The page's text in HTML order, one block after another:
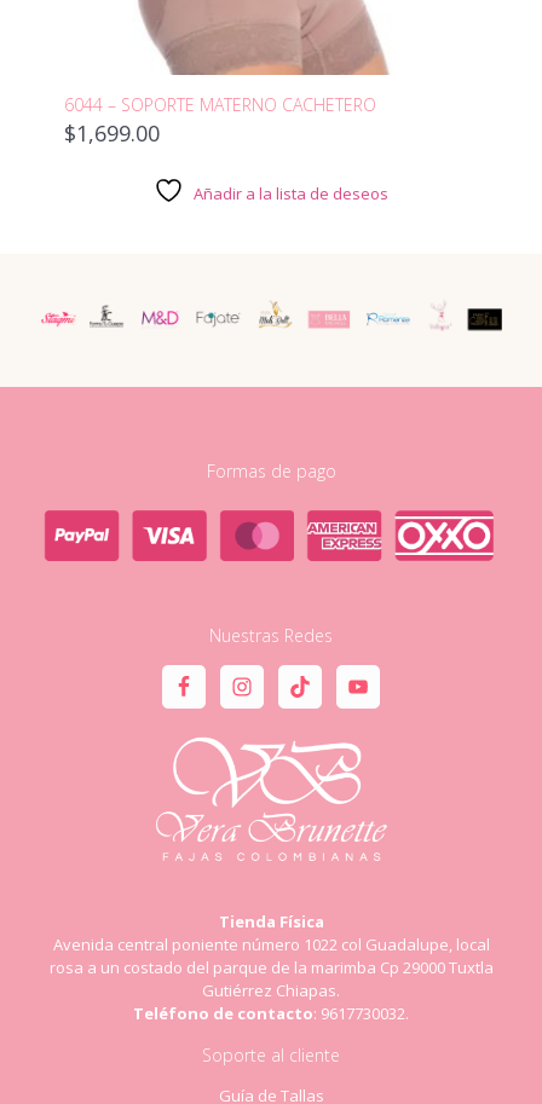
6044 – SOPORTE MATERNO CACHETERO
$1,699.00
Añadir a la lista de deseos
Formas de pago
Nuestras Redes
Tienda Física
Avenida central poniente número 1022 col Guadalupe, local
rosa a un costado del parque de la marimba Cp 29000 Tuxtla
Gutiérrez Chiapas.
Teléfono de contacto: 9617730032.
Soporte al cliente
Guía de Tallas